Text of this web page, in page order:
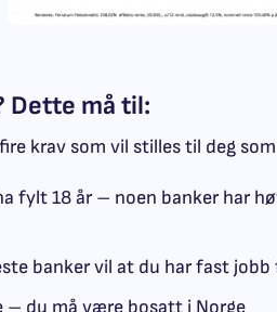
Dette må til:
krav som vil stilles til deg
fylt 18 år – noen banker har
banker vil at du har fast jobb
– du må være bosatt i Norge